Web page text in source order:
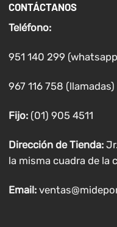
CONTÁCTANOS
Teléfono:
951 140 299
967 116 758 (llamadas)
Fijo:(01) 905 4511
Dirección de Tienda:
la misma cuadra de la
Email: